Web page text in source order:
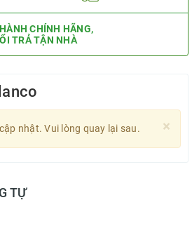
CHÍNH HÃNG,
TRẢ TẬN NHÀ
×
nhật. Vui lòng quay lại sau.
TỰ